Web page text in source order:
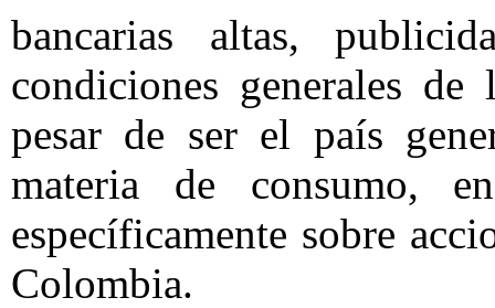
bancarias altas,
condiciones generales
pesar de ser el país
materia de consumo,
específicamente sobre
Colombia.